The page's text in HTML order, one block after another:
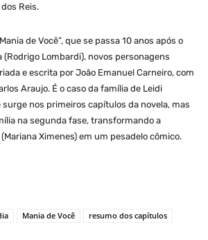
Reis.
de Você”, que se passa 10 anos após o
(Rodrigo Lombardi), novos personagens
e escrita por João Emanuel Carneiro, com
Araujo. É o caso da família de Leidi
surge nos primeiros capítulos da novela, mas
na segunda fase, transformando a
Ximenes) em um pesadelo cômico.
Mania de Você resumo dos capítulos